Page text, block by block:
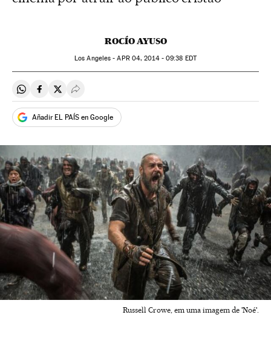
ROCÍO AYUSO
Los Angeles -APR04, 2014 - 09:38 EDT
Compartir en Whatsapp
Compartir en Facebook
Compartir en Twitter
Desplegar Redes Sociales
Añadir EL PAÍS en Google
Russell Crowe, em uma imagem de 'Noé'.